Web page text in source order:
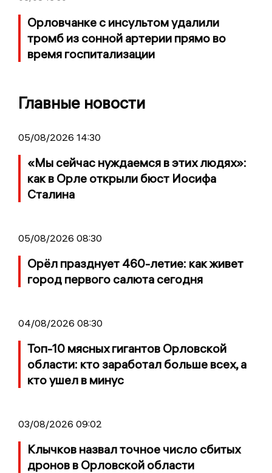
Орловчанке с инсультом удалили
тромб из сонной артерии прямо во
время госпитализации
Главные новости
05/08/2026 14:30
«Мы сейчас нуждаемся в этих людях»:
как в Орле открыли бюст Иосифа
Сталина
05/08/2026 08:30
Орёл празднует 460-летие: как живет
город первого салюта сегодня
04/08/2026 08:30
Топ-10 мясных гигантов Орловской
области: кто заработал больше всех, а
кто ушел в минус
03/08/2026 09:02
Клычков назвал точное число сбитых
дронов в Орловской области